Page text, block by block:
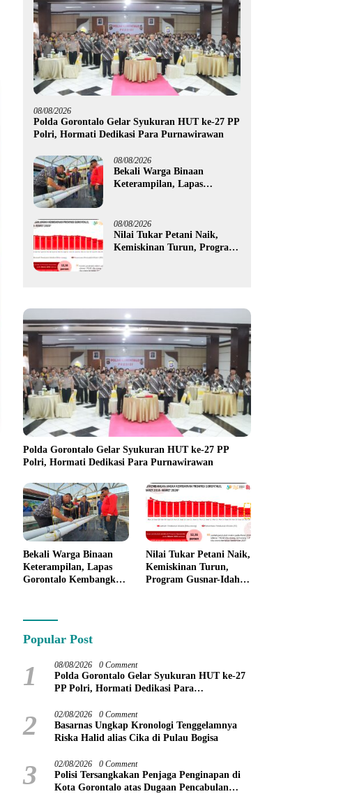
08/08/2026
Polda Gorontalo Gelar Syukuran HUT ke-27 PP
Polri, Hormati Dedikasi Para Purnawirawan
08/08/2026
Bekali Warga Binaan
Keterampilan, Lapas
08/08/2026
Nilai Tukar Petani Naik,
Kemiskinan Turun, Program
Polda Gorontalo Gelar Syukuran HUT ke-27 PP
Polri, Hormati Dedikasi Para Purnawirawan
Bekali Warga Binaan
Keterampilan, Lapas
Gorontalo Kembangkan
Nilai Tukar Petani Naik,
Kemiskinan Turun,
Program Gusnar-Idah
Popular Post
1 08/08/2026 0 Comment
Polda Gorontalo Gelar Syukuran HUT ke-27
PP Polri, Hormati Dedikasi Para
2 02/08/2026 0 Comment
Basarnas Ungkap Kronologi Tenggelamnya
Riska Halid alias Cika di Pulau Bogisa
3 02/08/2026 0 Comment
Polisi Tersangkakan Penjaga Penginapan di
Kota Gorontalo atas Dugaan Pencabulan